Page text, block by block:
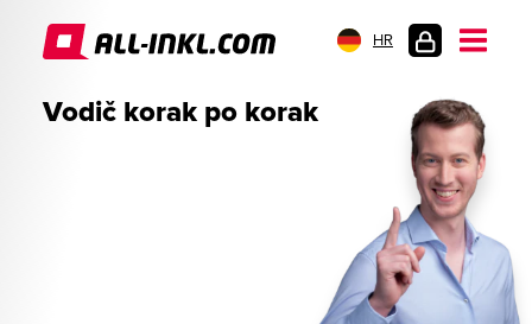
HR
Vodič korak po korak